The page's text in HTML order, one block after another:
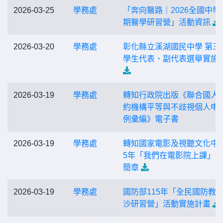
2026-03-25 學務處
「奔向醫路｜2026全國中學
期醫學研習營」活動資訊
2026-03-20 學務處
彰化縣立溪湖國民中學 第三
學生代表、副代表選舉實施
2026-03-19 學務處
轉知行政院出版《聯合國人
約機構平等與不歧視個人申
例彙編》電子書
2026-03-19 學務處
轉知國家電影及視聽文化中
5年「我們在電影院上課」
簡章
2026-03-19 學務處
國防部115年「全民國防教
沙研習營」活動實施計畫